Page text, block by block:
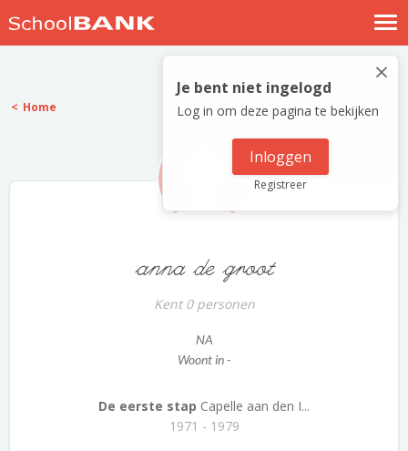
Nostalgische verhalen
Log in
Meld je gratis aan
×
Je bent niet ingelogd
Log in om deze pagina te bekijken
Inloggen
Registreer
Home
anna de groot
Kent 0 personen
NA
Woont in -
De eerste stap Capelle aan den I...
1971 - 1979